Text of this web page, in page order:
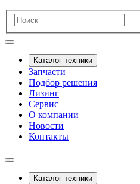
Каталог техники
Запчасти
Подбор решения
Лизинг
Сервис
О компании
Новости
Контакты
Каталог техники